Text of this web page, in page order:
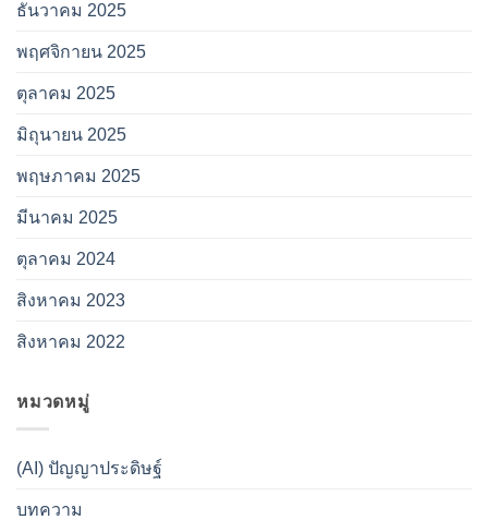
ธันวาคม 2025
พฤศจิกายน 2025
ตุลาคม 2025
มิถุนายน 2025
พฤษภาคม 2025
มีนาคม 2025
ตุลาคม 2024
สิงหาคม 2023
สิงหาคม 2022
หมวดหมู่
(AI) ปัญญาประดิษฐ์
บทความ